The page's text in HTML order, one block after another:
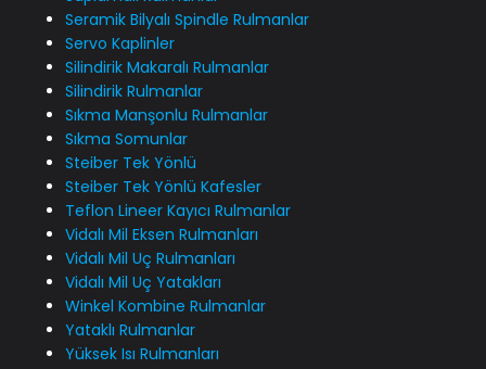
Seramik Bilyalı Spindle Rulmanlar
Servo Kaplinler
Silindirik Makaralı Rulmanlar
Silindirik Rulmanlar
Sıkma Manşonlu Rulmanlar
Sıkma Somunlar
Steiber Tek Yönlü
Steiber Tek Yönlü Kafesler
Teflon Lineer Kayıcı Rulmanlar
Vidalı Mil Eksen Rulmanları
Vidalı Mil Uç Rulmanları
Vidalı Mil Uç Yatakları
Winkel Kombine Rulmanlar
Yataklı Rulmanlar
Yüksek Isı Rulmanları